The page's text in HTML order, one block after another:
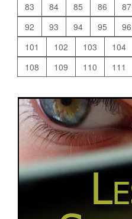
83
84 85 86 87
92
93 94 95 96
101
102 103 104
108
109 110 111